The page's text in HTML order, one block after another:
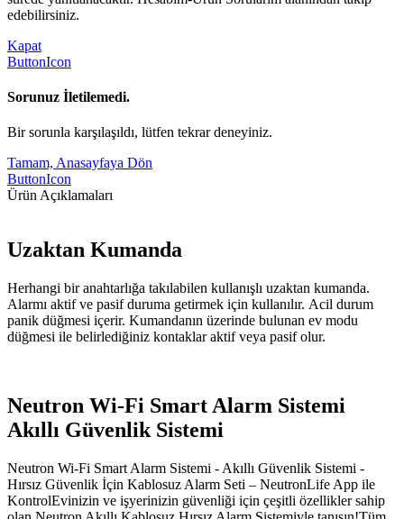
edebilirsiniz.
Kapat
ButtonIcon
Sorunuz İletilemedi.
Bir sorunla karşılaşıldı, lütfen tekrar deneyiniz.
Tamam, Anasayfaya Dön
ButtonIcon
Ürün Açıklamaları
Uzaktan Kumanda
Herhangi bir anahtarlığa takılabilen kullanışlı uzaktan kumanda.
Alarmı aktif ve pasif duruma getirmek için kullanılır. Acil durum
panik düğmesi içerir. Kumandanın üzerinde bulunan ev modu
düğmesi ile belirlediğiniz kontaklar aktif veya pasif olur.
Neutron Wi-Fi Smart Alarm Sistemi
Akıllı Güvenlik Sistemi
Neutron Wi-Fi Smart Alarm Sistemi - Akıllı Güvenlik Sistemi -
Hırsız Güvenlik İçin Kablosuz Alarm Seti – NeutronLife App ile
KontrolEvinizin ve işyerinizin güvenliği için çeşitli özellikler sahip